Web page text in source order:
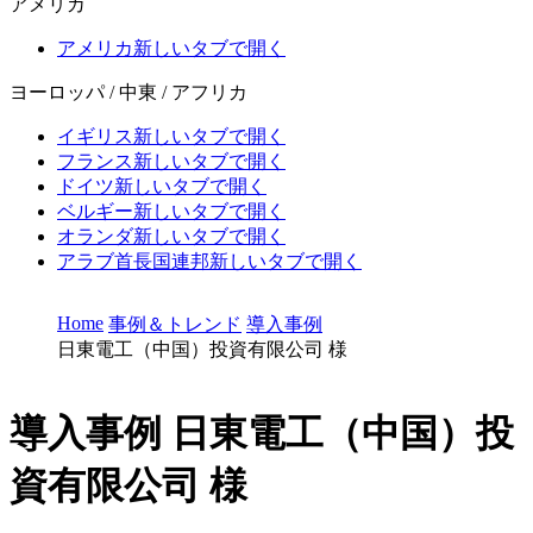
アメリカ
アメリカ新しいタブで開く
ヨーロッパ / 中東 / アフリカ
イギリス新しいタブで開く
フランス新しいタブで開く
ドイツ新しいタブで開く
ベルギー新しいタブで開く
オランダ新しいタブで開く
アラブ首長国連邦新しいタブで開く
Home 事例＆トレンド 導入事例
日東電工（中国）投資有限公司 様
導入事例
日東電工（中国）投
資有限公司 様